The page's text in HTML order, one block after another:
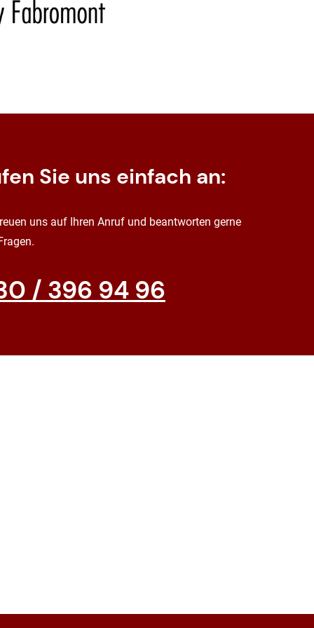
Sie uns einfach an:
uns auf Ihren Anruf und beantworten gerne
/ 396 94 96